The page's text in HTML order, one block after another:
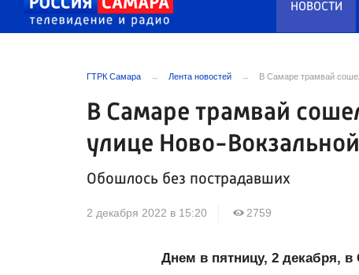
НОВОСТИ
ГТРК Самара Лента новостей В Самаре трамвай
В Самаре трамвай
улице Ново-Вокзальной
Обошлось без пострадавших
2 декабря 2022 в 15:20 2759
Днем в пятницу, 2 декабря,